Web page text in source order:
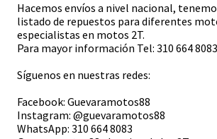
Hacemos envíos a nivel nacional,
listado de repuestos para diferentes
especialistas en motos 2T.
Para mayor información Tel: 310 664
Síguenos en nuestras redes:
Facebook: Guevaramotos88
Instagram: @guevaramotos88
WhatsApp: 310 664 8083